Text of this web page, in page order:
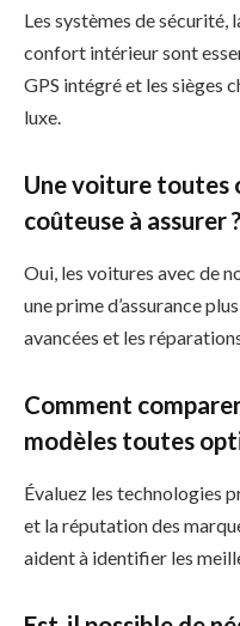
Les systèmes de sécurité,
confort intérieur sont
GPS intégré et les sièges
luxe.
Une voiture toutes
coûteuse à assurer ?
Oui, les voitures avec de
une prime d’assurance
avancées et les
Comment
modèles toutes
Évaluez les technologies
et la réputation des
aident à identifier les